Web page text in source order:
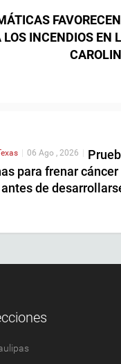
INCENDIOS EN
| 06 Ago , 2026 |
para frenar cáncer
de